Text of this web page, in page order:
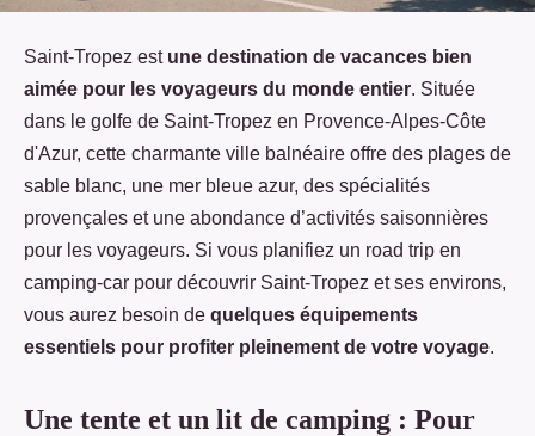
Saint-Tropez est une destination de vacances bien
aimée pour les voyageurs du monde entier. Située
dans le golfe de Saint-Tropez en Provence-Alpes-Côte
d'Azur, cette charmante ville balnéaire offre des plages de
sable blanc, une mer bleue azur, des spécialités
provençales et une abondance d’activités saisonnières
pour les voyageurs. Si vous planifiez un road trip en
camping-car pour découvrir Saint-Tropez et ses environs,
vous aurez besoin de quelques équipements
essentiels pour profiter pleinement de votre voyage.
Une tente et un lit de camping : Pour